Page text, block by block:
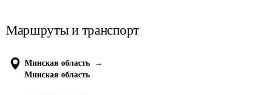
Маршруты и транспорт
Минская область
→
Минская область